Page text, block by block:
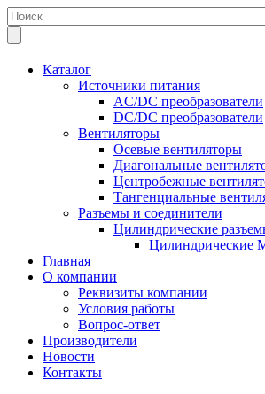
Каталог
Источники питания
AC/DC преобразователи
DC/DC преобразователи
Вентиляторы
Осевые вентиляторы
Диагональные
Центробежные
Тангенциальные
Разъемы и соединители
Цилиндрические
Цилиндрические
Главная
О компании
Реквизиты компании
Условия работы
Вопрос-ответ
Производители
Новости
Контакты